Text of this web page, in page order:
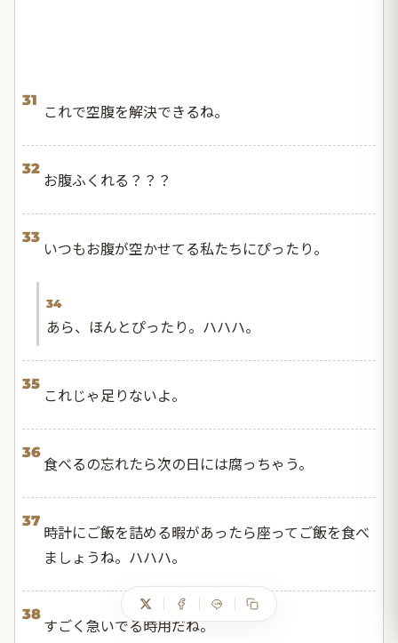
31
これで空腹を解決できるね。
32
お腹ふくれる？？？
33
いつもお腹が空かせてる私たちにぴったり。
34
あら、ほんとぴったり。ハハハ。
35
これじゃ足りないよ。
36
食べるの忘れたら次の日には腐っちゃう。
37
時計にご飯を詰める暇があったら座ってご飯を食べ
ましょうね。ハハハ。
38
すごく急いでる時用だね。